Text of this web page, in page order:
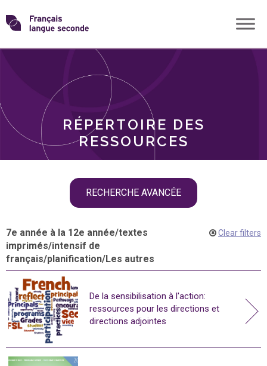
Skip
toTransformons
langue
RÉPERTOIRE DES
RESSOURCES
RECHERCHE AVANCÉE
THÈMES
7e année à la 12e année/textes
imprimés/intensif de
français/planification/Les autres
Clear filters
De la sensibilisation à l'action:
ressources pour les directions et
directions adjointes